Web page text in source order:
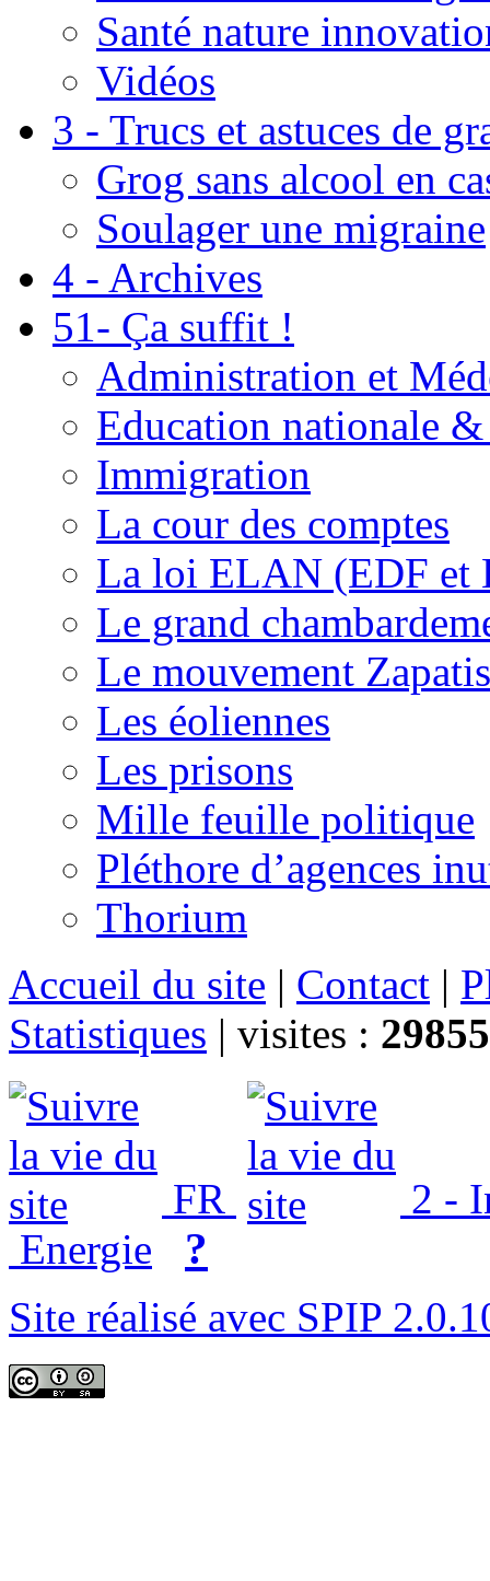
Santé nature
Vidéos
3 - Trucs et astuces de
Grog sans alcool en
Soulager une migraine
4 - Archives
51- Ça suffit !
Administration et
Education nationale
Immigration
La cour des comptes
La loi ELAN (EDF et
Le grand
Le mouvement
Les éoliennes
Les prisons
Mille feuille politique
Pléthore d’agences
Thorium
Accueil du site | Contact |
Statistiques | visites :
FR
2 -
Energie
?
Site réalisé avec SPIP